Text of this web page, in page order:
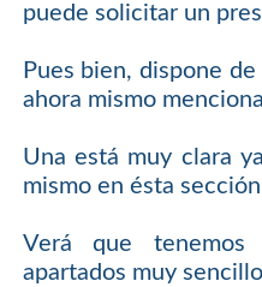
puede solicitar un
Pues bien, dispone
ahora mismo
Una está muy clara
mismo en ésta
Verá que
apartados muy